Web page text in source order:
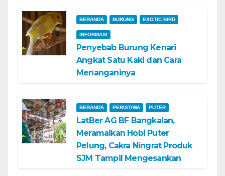
BERANDA BURUNG EXOTIC BIRD
INFORMASI
Penyebab Burung Kenari
Angkat Satu Kaki dan Cara
Menanganinya
BERANDA PERISTIWA PUTER
LatBer AG BF Bangkalan,
Meramaikan Hobi Puter
Pelung, Cakra Ningrat Produk
SJM Tampil Mengesankan